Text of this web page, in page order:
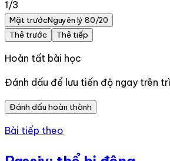
1/3
Mặt trướcNguyên lý 80/20
Thẻ trước
Thẻ tiếp
Hoàn tất bài học
Đánh dấu để lưu tiến độ ngay trên
Đánh dấu hoàn thành
Bài tiếp theo